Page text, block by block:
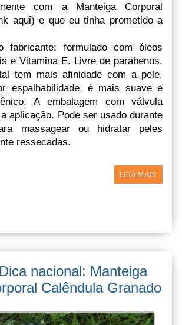
com a Manteiga Corporal
aqui) e que eu tinha prometido a
fabricante: formulado com óleos
e Vitamina E. Livre de parabenos.
tem mais afinidade com a pele,
espalhabilidade, é mais suave e
A embalagem com válvula
aplicação. Pode ser usado durante
massagear ou hidratar peles
ressecadas.
LEIA MAIS
Dica nacional: Manteiga
Calêndula Granado